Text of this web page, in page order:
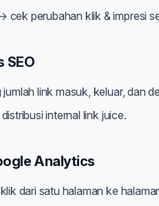
cek perubahan klik & impresi
SEO
jumlah link masuk, keluar, dan
internal link juice.
Analytics
dari satu halaman ke